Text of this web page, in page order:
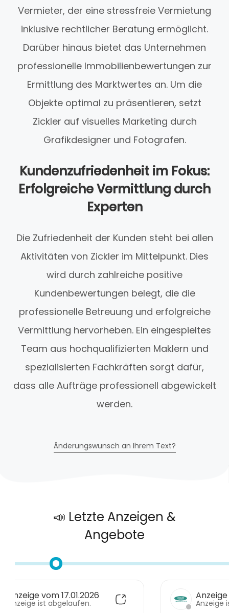
Vermieter, der eine stressfreie Vermietung
inklusive rechtlicher Beratung ermöglicht.
Darüber hinaus bietet das Unternehmen
professionelle Immobilienbewertungen zur
Ermittlung des Marktwertes an. Um die
Objekte optimal zu präsentieren, setzt
Zickler auf visuelles Marketing durch
Grafikdesigner und Fotografen.
Kundenzufriedenheit im Fokus:
Erfolgreiche Vermittlung durch
Experten
Die Zufriedenheit der Kunden steht bei allen
Aktivitäten von Zickler im Mittelpunkt. Dies
wird durch zahlreiche positive
Kundenbewertungen belegt, die die
professionelle Betreuung und erfolgreiche
Vermittlung hervorheben. Ein eingespieltes
Team aus hochqualifizierten Maklern und
spezialisierten Fachkräften sorgt dafür,
dass alle Aufträge professionell abgewickelt
werden.
Änderungswunsch an Ihrem Text?